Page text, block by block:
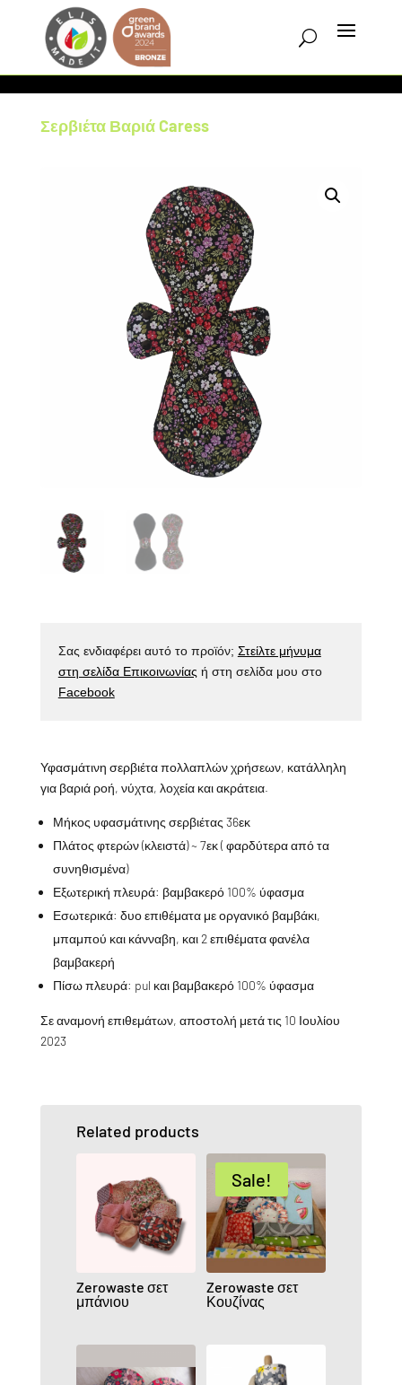
Σερβιέτα Βαριά Caress
Σας ενδιαφέρει αυτό το προϊόν; Στείλτε μήνυμα
στη σελίδα Επικοινωνίας ή στη σελίδα μου στο
Facebook
Υφασμάτινη σερβιέτα πολλαπλών χρήσεων, κατάλληλη
για βαριά ροή, νύχτα, λοχεία και ακράτεια.
Μήκος υφασμάτινης σερβιέτας 36εκ
Πλάτος φτερών (κλειστά) ~ 7εκ ( φαρδύτερα από τα
συνηθισμένα)
Εξωτερική πλευρά: βαμβακερό 100% ύφασμα
Εσωτερικά: δυο επιθέματα με οργανικό βαμβάκι,
μπαμπού και κάνναβη, και 2 επιθέματα φανέλα
βαμβακερή
Πίσω πλευρά: pul και βαμβακερό 100% ύφασμα
Σε αναμονή επιθεμάτων, αποστολή μετά τις 10 Ιουλίου
2023
Related products
Zerowaste σετ
μπάνιου
Sale!
Zerowaste σετ
Κουζίνας